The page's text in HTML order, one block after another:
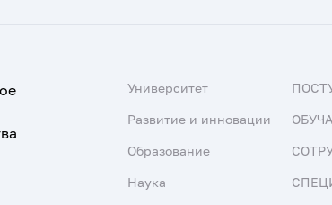
Университет
Развитие и инновации
Образование
Наука